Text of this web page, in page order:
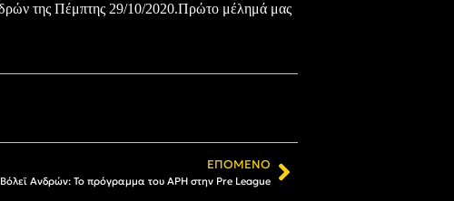
της Πέμπτης 29/10/2020.Πρώτο μέλημά μας
ΕΠΌΜΕΝΟ
Βόλεϊ Ανδρών: Το πρόγραμμα του ΑΡΗ στην Pre League